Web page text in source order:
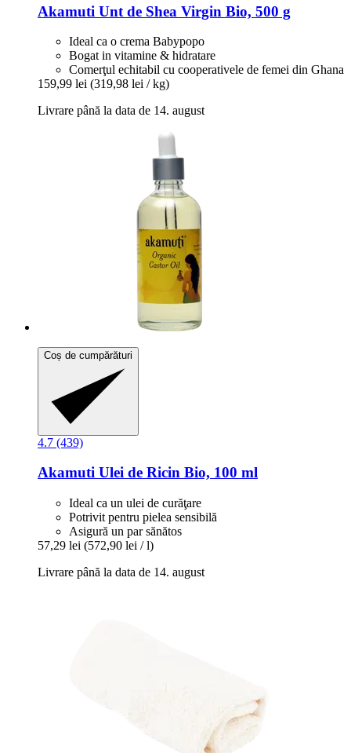
Akamuti Unt de Shea Virgin Bio, 500 g
Ideal ca o crema Babypopo
Bogat in vitamine & hidratare
Comerţul echitabil cu cooperativele de femei din Ghana
159,99 lei (319,98 lei / kg)
Livrare până la data de 14. august
Coș de cumpărături
4.7 (439)
Akamuti Ulei de Ricin Bio, 100 ml
Ideal ca un ulei de curăţare
Potrivit pentru pielea sensibilă
Asigură un par sănătos
57,29 lei (572,90 lei / l)
Livrare până la data de 14. august